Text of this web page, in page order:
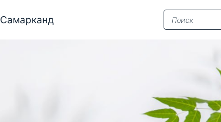
Самарканд